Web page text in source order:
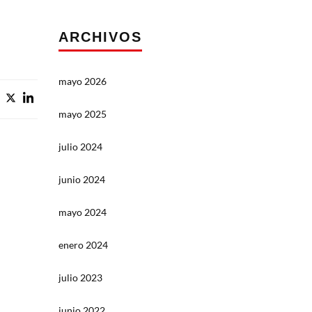
ARCHIVOS
mayo 2026
mayo 2025
julio 2024
junio 2024
mayo 2024
enero 2024
julio 2023